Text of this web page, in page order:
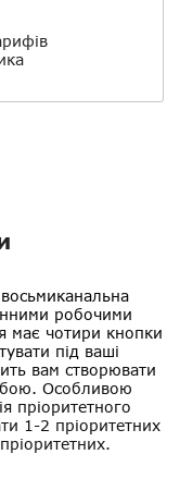
робочими
має чотири кнопки
під ваші
вам створювати
Особливою
пріоритетного
1-2 пріоритетних